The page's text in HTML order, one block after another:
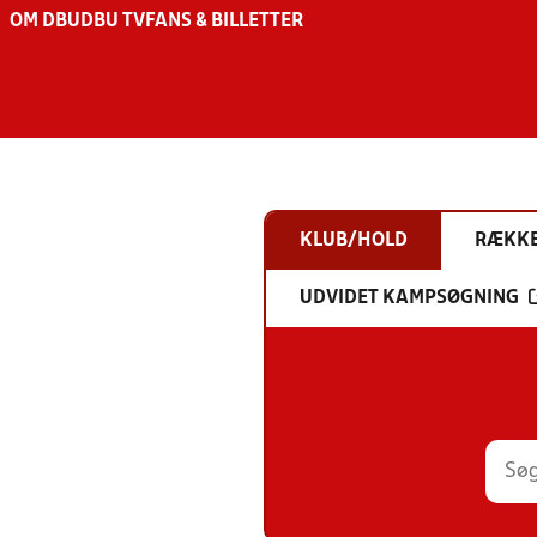
OM DBU DBU TV FANS & BILLETTER
KLUB/HOLD
UDVIDET KAMPSØGNING